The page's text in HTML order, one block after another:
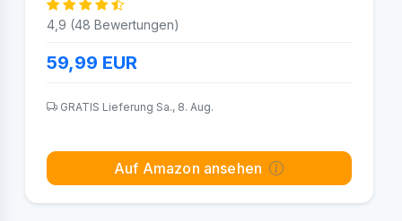
4,9 (48 Bewertungen)
59,99 EUR
GRATIS Lieferung Sa., 8. Aug.
Auf Amazon ansehen